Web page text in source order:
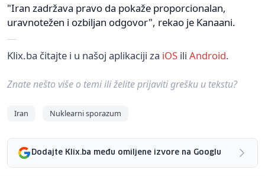
"Iran zadržava pravo da pokaže proporcionalan,
uravnotežen i ozbiljan odgovor", rekao je Kanaani.
Klix.ba čitajte i u našoj aplikaciji za iOS ili Android.
Znate nešto više o temi ili želite prijaviti grešku u tekstu?
Iran Nuklearni sporazum
Dodajte Klix.ba među omiljene izvore na Googlu